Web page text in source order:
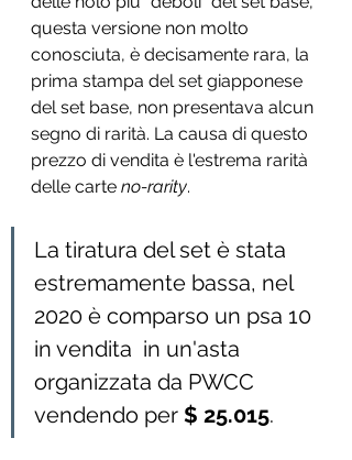
questa versione non molto
conosciuta, è decisamente rara, la
prima stampa del set giapponese
del set base, non presentava alcun
segno di rarità. La causa di questo
prezzo di vendita è l'estrema rarità
delle carte no-rarity.
La tiratura del set è stata
estremamente bassa, nel
2020 è comparso un psa 10
in vendita  in un'asta
organizzata da PWCC
vendendo per $ 25.015.